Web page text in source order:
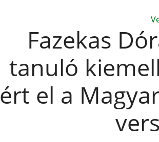
Fazekas
tanuló
ért el a